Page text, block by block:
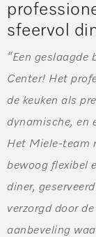
sfeervol
“Een geslaagde
Center! Het
de keuken als
dynamische, en
Het Miele-team
bewoog flexibel
diner,
verzorgd door
aanbeveling